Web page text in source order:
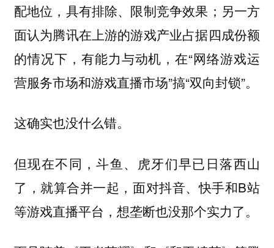
配地位，具有排除、限制竞争效果；另一方
面认为腾讯在上游的游戏产业占据四成份额
的情况下，有能力与动机，在“网络游戏运
营服务市场和游戏直播市场”搞“双向封锁”。
这确实也没什么错。
但现在不同，斗鱼、虎牙们早已日落西山
了，就算合并一起，面对抖音、快手和B站
等游戏直播平台，想垄断也没那个实力了。